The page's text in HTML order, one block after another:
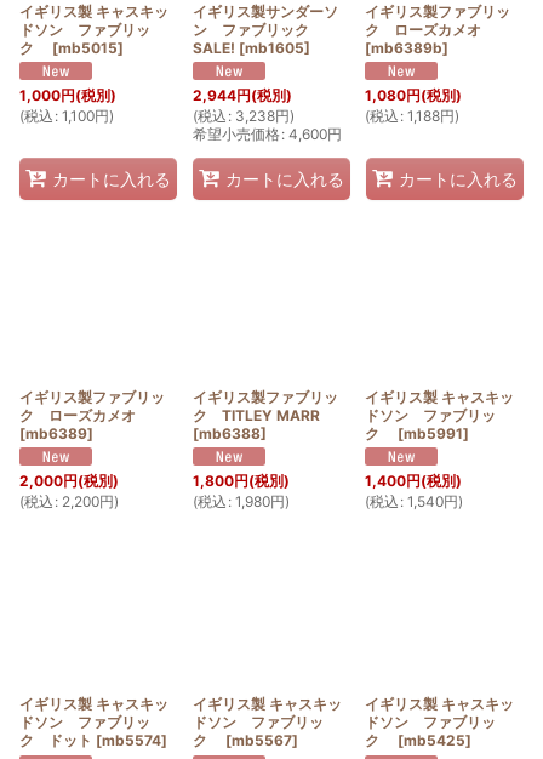
イギリス製 キャスキッ
ドソン ファブリッ
ク
[mb5015]
1,000円(税別)
(税込 : 1,100円)
カートに入れる
イギリス製サンダーソ
ン ファブリック
SALE! [mb1605]
2,944円(税別)
(税込 : 3,238円)
希望小売価格: 4,600円
カートに入れる
イギリス製ファブリッ
ク ローズカメオ
[mb6389b]
1,080円(税別)
(税込 : 1,188円)
カートに入れる
イギリス製ファブリッ
ク ローズカメオ
[mb6389]
2,000円(税別)
(税込 : 2,200円)
イギリス製ファブリッ
ク TITLEY MARR
[mb6388]
1,800円(税別)
(税込 : 1,980円)
イギリス製 キャスキッ
ドソン ファブリッ
ク
[mb5991]
1,400円(税別)
(税込 : 1,540円)
イギリス製 キャスキッ
ドソン ファブリッ
ク ドット [mb5574]
イギリス製 キャスキッ
ドソン ファブリッ
ク
[mb5567]
イギリス製 キャスキッ
ドソン ファブリッ
ク
[mb5425]